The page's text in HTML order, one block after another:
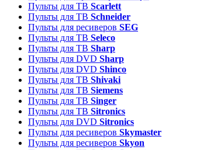
Пульты для ТВ Scarlett
Пульты для ТВ Schneider
Пульты для ресиверов SEG
Пульты для ТВ Seleco
Пульты для ТВ Sharp
Пульты для DVD Sharp
Пульты для DVD Shinco
Пульты для ТВ Shivaki
Пульты для ТВ Siemens
Пульты для ТВ Singer
Пульты для ТВ Sitronics
Пульты для DVD Sitronics
Пульты для ресиверов Skymaster
Пульты для ресиверов Skyon